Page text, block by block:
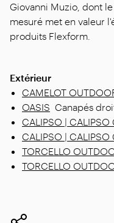
Giovanni Muzio, dont
mesuré met en valeur
produits Flexform.
Extérieur
CAMELOT
OASIS Canapés
CALIPSO | CALIPSO
CALIPSO | CALIPSO
TORCELLO
TORCELLO